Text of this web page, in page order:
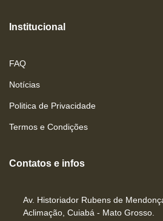
Institucional
FAQ
Notícias
Politica de Privacidade
Termos e Condições
Contatos e infos
Av. Historiador Rubens de
Aclimação, Cuiabá - Mato Grosso.